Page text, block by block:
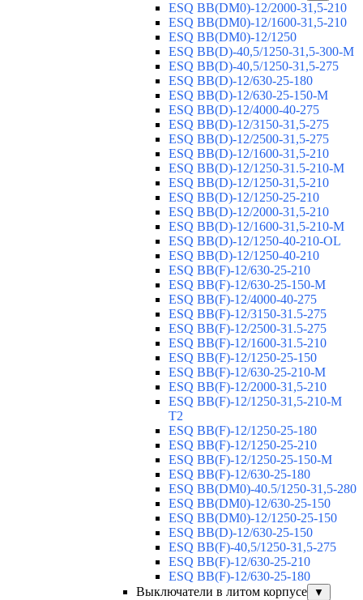
ESQ ВВ(DM0)-12/2000-31,5-210
ESQ ВВ(DM0)-12/1600-31,5-210
ESQ ВВ(DM0)-12/1250
ESQ ВВ(D)-40,5/1250-31,5-300-М
ESQ ВВ(D)-40,5/1250-31,5-275
ESQ ВВ(D)-12/630-25-180
ESQ ВВ(D)-12/630-25-150-М
ESQ ВВ(D)-12/4000-40-275
ESQ ВВ(D)-12/3150-31,5-275
ESQ ВВ(D)-12/2500-31,5-275
ESQ ВВ(D)-12/1600-31,5-210
ESQ ВВ(D)-12/1250-31.5-210-М
ESQ ВВ(D)-12/1250-31,5-210
ESQ ВВ(D)-12/1250-25-210
ESQ BB(D)-12/2000-31,5-210
ESQ BB(D)-12/1600-31,5-210-М
ESQ BB(D)-12/1250-40-210-OL
ESQ BB(D)-12/1250-40-210
ESQ ВВ(F)-12/630-25-210
ESQ ВВ(F)-12/630-25-150-М
ESQ ВВ(F)-12/4000-40-275
ESQ ВВ(F)-12/3150-31.5-275
ESQ ВВ(F)-12/2500-31.5-275
ESQ ВВ(F)-12/1600-31.5-210
ESQ ВВ(F)-12/1250-25-150
ESQ BB(F)-12/630-25-210-М
ESQ BB(F)-12/2000-31,5-210
ESQ BB(F)-12/1250-31,5-210-М
T2
ESQ BB(F)-12/1250-25-180
ESQ ВВ(F)-12/1250-25-210
ESQ ВВ(F)-12/1250-25-150-М
ESQ BB(F)-12/630-25-180
ESQ ВВ(DM0)-40.5/1250-31,5-280
ESQ ВВ(DM0)-12/630-25-150
ESQ ВВ(DM0)-12/1250-25-150
ESQ BB(D)-12/630-25-150
ESQ ВВ(F)-40,5/1250-31,5-275
ESQ ВВ(F)-12/630-25-210
ESQ ВВ(F)-12/630-25-180
Выключатели в литом корпусе
▼